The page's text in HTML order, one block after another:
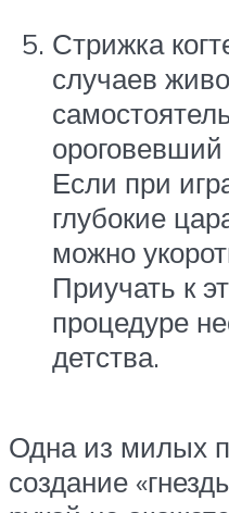
Стрижка
случаев
ороговевший
Если при
глубокие
можно
Приучать к
процедуре
детства.
Одна из милых
создание